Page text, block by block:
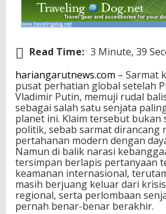
Read Time: 3 Minute, 39
hariangarutnews.com – Sarmat
pusat perhatian global setelah
Vladimir Putin, memuji rudal
sebagai salah satu senjata
planet ini. Klaim tersebut bukan
politik, sebab sarmat dirancang
pertahanan modern dengan
Namun di balik narasi
tersimpan berlapis pertanyaan
keamanan internasional,
masih berjuang keluar dari
regional, serta perlombaan
pernah benar-benar berakhir.